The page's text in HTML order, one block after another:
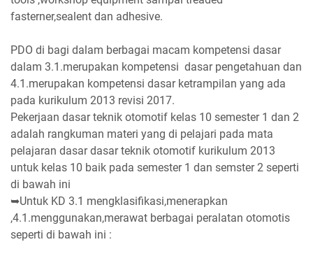
fasterner,sealent dan adhesive.
PDO di bagi dalam berbagai macam kompetensi dasar
dalam 3.1.merupakan kompetensi dasar pengetahuan dan
4.1.merupakan kompetensi dasar ketrampilan yang ada
pada kurikulum 2013 revisi 2017.
Pekerjaan dasar teknik otomotif kelas 10 semester 1 dan 2
adalah rangkuman materi yang di pelajari pada mata
pelajaran dasar dasar teknik otomotif kurikulum 2013
untuk kelas 10 baik pada semester 1 dan semster 2 seperti
di bawah ini
➥Untuk KD 3.1 mengklasifikasi,menerapkan
,4.1.menggunakan,merawat berbagai peralatan otomotis
seperti di bawah ini :